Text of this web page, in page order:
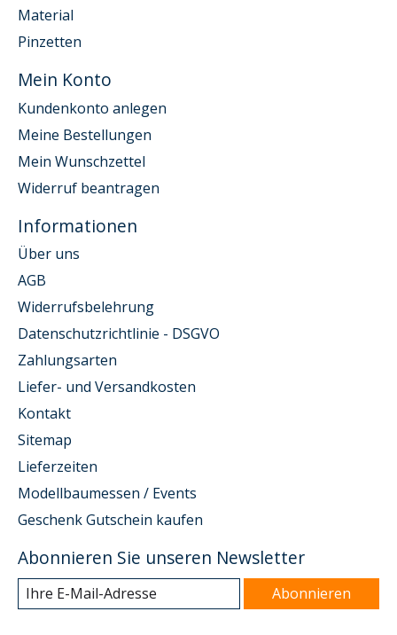
Material
Pinzetten
Mein Konto
Kundenkonto anlegen
Meine Bestellungen
Mein Wunschzettel
Widerruf beantragen
Informationen
Über uns
AGB
Widerrufsbelehrung
Datenschutzrichtlinie - DSGVO
Zahlungsarten
Liefer- und Versandkosten
Kontakt
Sitemap
Lieferzeiten
Modellbaumessen / Events
Geschenk Gutschein kaufen
Abonnieren Sie unseren Newsletter
Abonnieren